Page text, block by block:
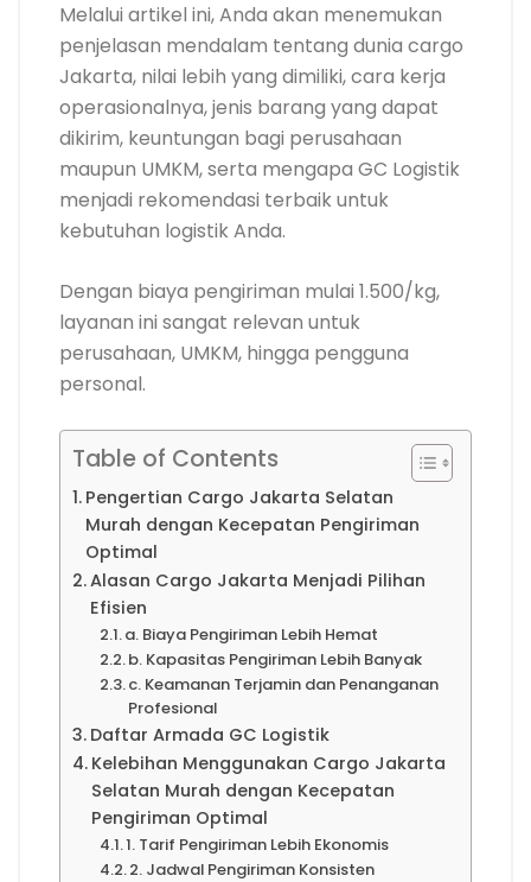
Melalui artikel ini, Anda akan menemukan
penjelasan mendalam tentang dunia cargo
Jakarta, nilai lebih yang dimiliki, cara kerja
operasionalnya, jenis barang yang dapat
dikirim, keuntungan bagi perusahaan
maupun UMKM, serta mengapa GC Logistik
menjadi rekomendasi terbaik untuk
kebutuhan logistik Anda.
Dengan biaya pengiriman mulai 1.500/kg,
layanan ini sangat relevan untuk
perusahaan, UMKM, hingga pengguna
personal.
Table of Contents
Pengertian Cargo Jakarta Selatan
Murah dengan Kecepatan Pengiriman
Optimal
Alasan Cargo Jakarta Menjadi Pilihan
Efisien
a. Biaya Pengiriman Lebih Hemat
b. Kapasitas Pengiriman Lebih Banyak
c. Keamanan Terjamin dan Penanganan
Profesional
Daftar Armada GC Logistik
Kelebihan Menggunakan Cargo Jakarta
Selatan Murah dengan Kecepatan
Pengiriman Optimal
1. Tarif Pengiriman Lebih Ekonomis
2. Jadwal Pengiriman Konsisten